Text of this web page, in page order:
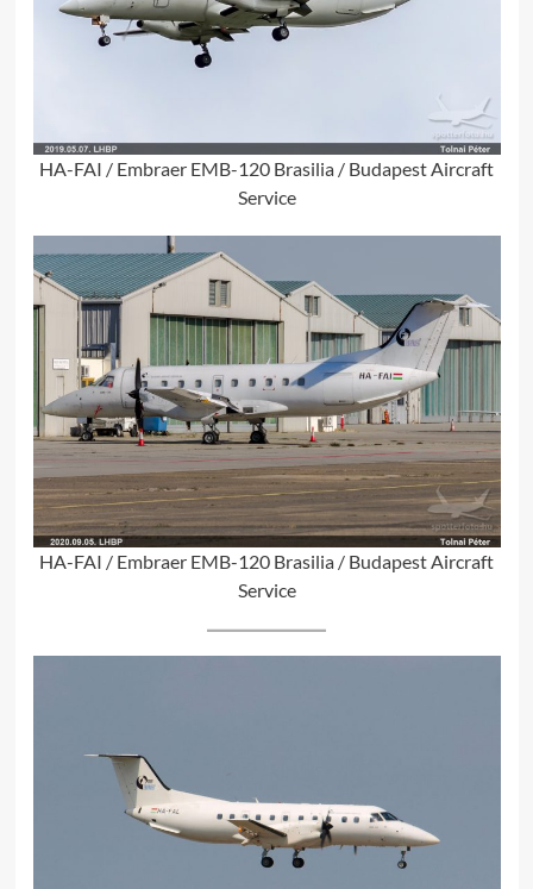
HA-FAI / Embraer EMB-120 Brasilia / Budapest Aircraft
Service
HA-FAI / Embraer EMB-120 Brasilia / Budapest Aircraft
Service